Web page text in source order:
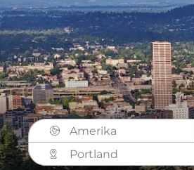
Amerika
Portland